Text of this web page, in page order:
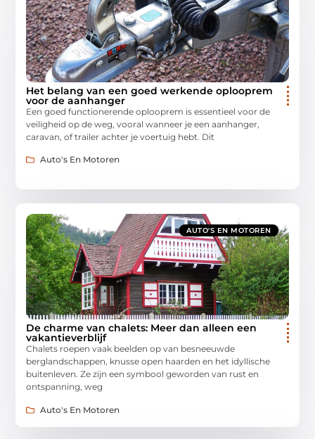
Het belang van een goed werkende oplooprem
voor de aanhanger
Een goed functionerende oplooprem is essentieel voor de
veiligheid op de weg, vooral wanneer je een aanhanger,
caravan, of trailer achter je voertuig hebt. Dit
Auto's En Motoren
AUTO'S EN MOTOREN
De charme van chalets: Meer dan alleen een
vakantieverblijf
Chalets roepen vaak beelden op van besneeuwde
berglandschappen, knusse open haarden en het idyllische
buitenleven. Ze zijn een symbool geworden van rust en
ontspanning, weg
Auto's En Motoren